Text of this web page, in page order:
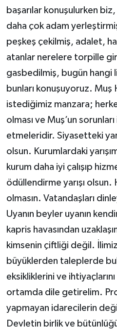
başarılar konuşulurken
daha çok adam
peşkeş çekilmiş, adalet,
atanlar nerelere torpille
gasbedilmiş, bugün hangi
bunları konuşuyoruz. Muş
istediğimiz manzara;
olması ve Muş’un
etmeleridir. Siyasetteki
olsun. Kurumlardaki
kurum daha iyi çalışıp
ödüllendirme yarışı olsun.
olmasın. Vatandaşları
Uyanın beyler uyanın
kapris havasından
kimsenin çiftliği değil.
büyüklerden taleplerde
eksikliklerini ve
ortamda dile getirelim.
yapmayan idarecilerin
Devletin birlik ve